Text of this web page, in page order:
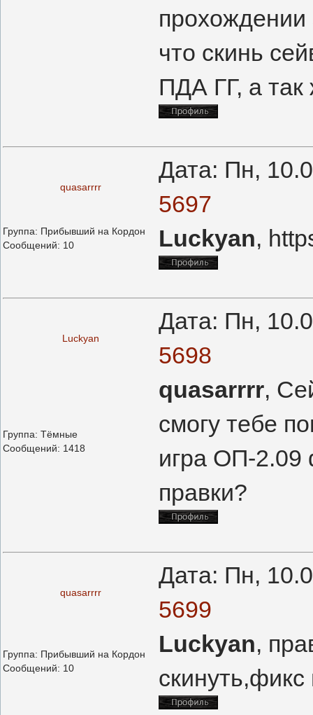
прохождении
что скинь
ПДА ГГ, а так
quasarrrr
Дата: Пн,
5697
Группа: Прибывший на Кордон
Сообщений: 10 Luckyan,
Luckyan
Дата: Пн,
5698
Группа: Тёмные
Сообщений: 1418
quasarrrr,
смогу тебе
игра ОП-2.09
правки?
quasarrrr
Дата: Пн,
5699
Группа: Прибывший на Кордон
Сообщений: 10
Luckyan,
скинуть,фикс